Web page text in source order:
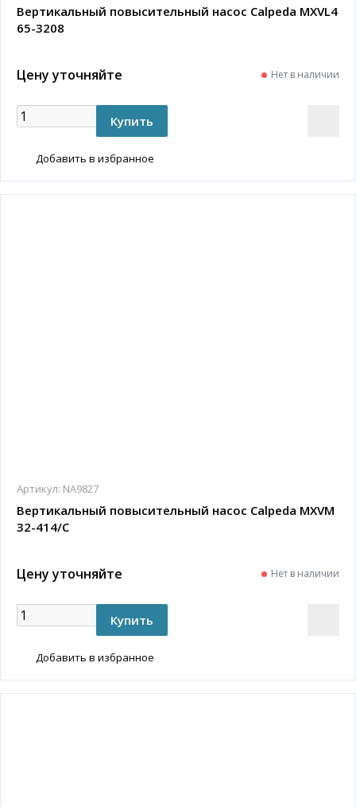
Вертикальный повысительный насос Calpeda MXVL4
65-3208
Цену уточняйте Нет в наличии
Добавить в избранное
Артикул: NA9827
Вертикальный повысительный насос Calpeda MXVM
32-414/C
Цену уточняйте Нет в наличии
Добавить в избранное